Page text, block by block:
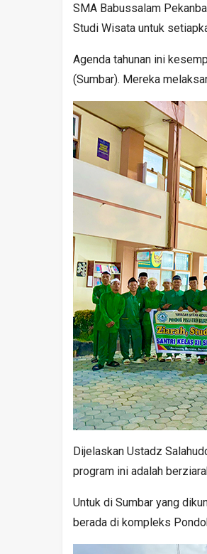
SMA Babussalam
Studi Wisata untuk
Agenda tahunan ini
(Sumbar). Mereka
Dijelaskan Ustadz
program ini adalah
Untuk di Sumbar yang
berada di kompleks